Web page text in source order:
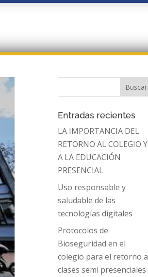
Entradas recientes
LA IMPORTANCIA DEL
RETORNO AL COLEGIO Y
A LA EDUCACIÓN
PRESENCIAL
Uso responsable y
saludable de las
tecnologías digitales
Protocolos de
Bioseguridad en el
colegio para el retorno a
clases semi presenciales